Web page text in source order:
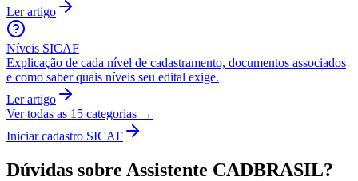
Ler artigo
Níveis SICAF
Explicação de cada nível de cadastramento, documentos associados
e como saber quais níveis seu edital exige.
Ler artigo
Ver todas as 15 categorias →
Iniciar cadastro SICAF
Dúvidas sobre Assistente CADBRASIL?